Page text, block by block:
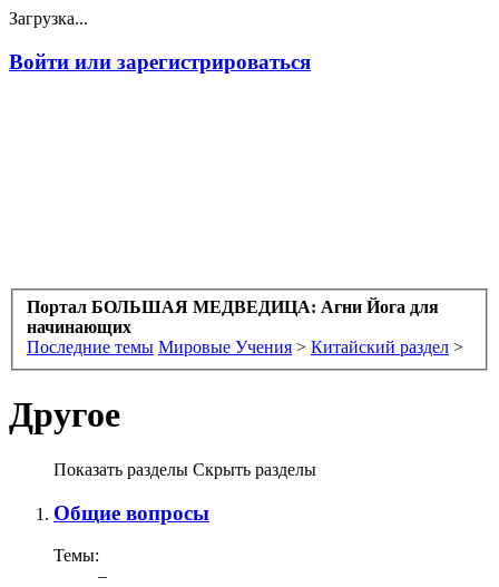
Загрузка...
Войти или зарегистрироваться
Портал БОЛЬШАЯ МЕДВЕДИЦА: Агни Йога для
начинающих
Последние темы Мировые Учения > Китайский раздел >
Другое
Показать разделы Скрыть разделы
Общие вопросы
Темы:
–